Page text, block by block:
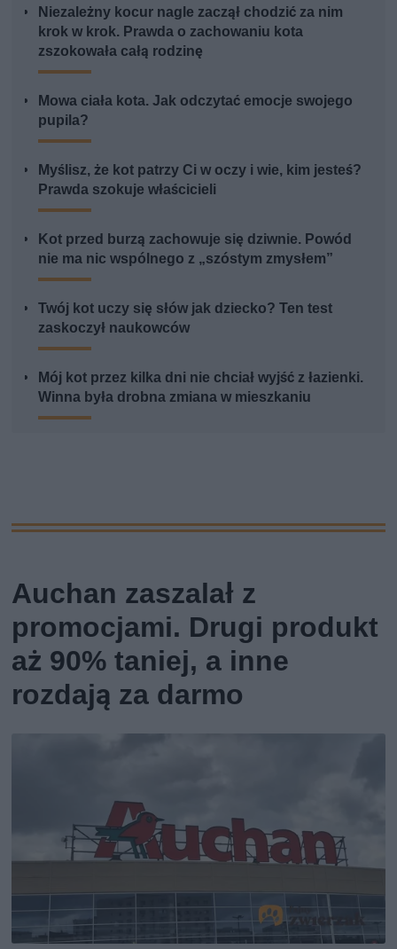
Niezależny kocur nagle zaczął chodzić za nim
krok w krok. Prawda o zachowaniu kota
zszokowała całą rodzinę
Mowa ciała kota. Jak odczytać emocje swojego
pupila?
Myślisz, że kot patrzy Ci w oczy i wie, kim jesteś?
Prawda szokuje właścicieli
Kot przed burzą zachowuje się dziwnie. Powód
nie ma nic wspólnego z „szóstym zmysłem”
Twój kot uczy się słów jak dziecko? Ten test
zaskoczył naukowców
Mój kot przez kilka dni nie chciał wyjść z łazienki.
Winna była drobna zmiana w mieszkaniu
Auchan zaszalał z
promocjami. Drugi produkt
aż 90% taniej, a inne
rozdają za darmo